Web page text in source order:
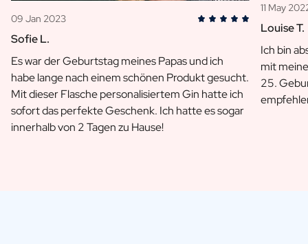
09 Jan 2023
Sofie L.
Es war der Geburtstag meines Papas und ich
habe lange nach einem schönen Produkt gesucht.
Mit dieser Flasche personalisiertem Gin hatte ich
sofort das perfekte Geschenk. Ich hatte es sogar
innerhalb von 2 Tagen zu Hause!
11 May
Louise T.
Ich bin
mit
25.